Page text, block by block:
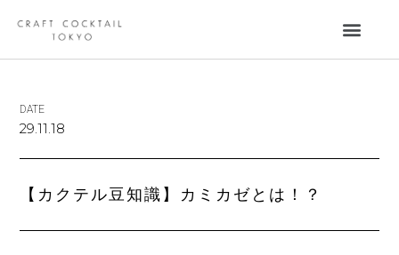
DATE
29.11.18
【カクテル豆知識】カミカゼとは！？